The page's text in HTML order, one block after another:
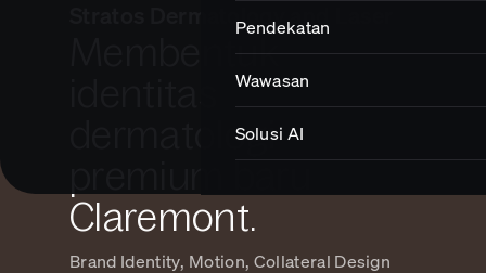
Impact
Careers
Pendekatan
Wawasan
Solusi AI
Stratos Dermatology and Laser
Membentuk
dermatologi
premium baru
Claremont.
Brand Identity, Motion, Collateral Design